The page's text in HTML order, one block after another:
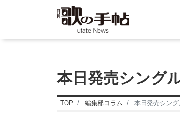
本日発売シング
TOP 編集部コラム 本日発売シング